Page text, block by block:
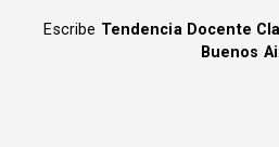
Escribe Tendencia Docente
Buenos